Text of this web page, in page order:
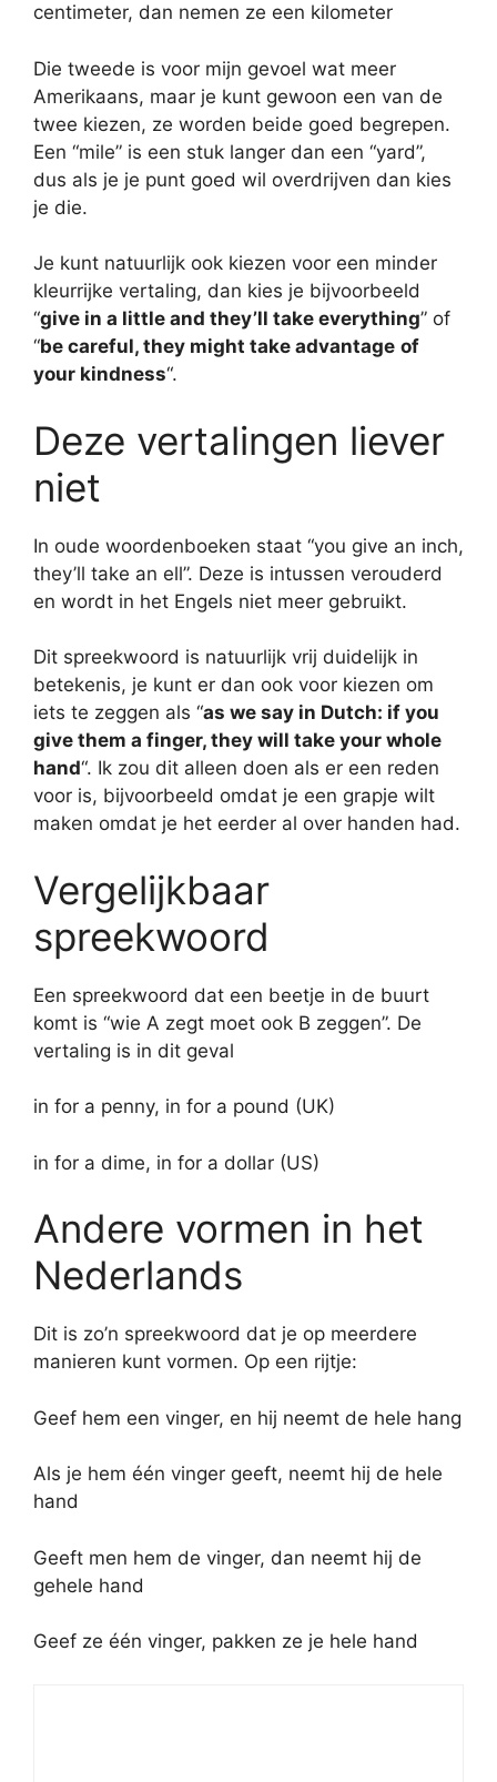
centimeter, dan nemen ze een kilometer
Die tweede is voor mijn gevoel wat meer
Amerikaans, maar je kunt gewoon een van de
twee kiezen, ze worden beide goed begrepen.
Een “mile” is een stuk langer dan een “yard”,
dus als je je punt goed wil overdrijven dan kies
je die.
Je kunt natuurlijk ook kiezen voor een minder
kleurrijke vertaling, dan kies je bijvoorbeeld
“give in a little and they’ll take everything” of
“be careful, they might take advantage of
your kindness“.
Deze vertalingen liever
niet
In oude woordenboeken staat “you give an inch,
they’ll take an ell”. Deze is intussen verouderd
en wordt in het Engels niet meer gebruikt.
Dit spreekwoord is natuurlijk vrij duidelijk in
betekenis, je kunt er dan ook voor kiezen om
iets te zeggen als “as we say in Dutch: if you
give them a finger, they will take your whole
hand“. Ik zou dit alleen doen als er een reden
voor is, bijvoorbeeld omdat je een grapje wilt
maken omdat je het eerder al over handen had.
Vergelijkbaar
spreekwoord
Een spreekwoord dat een beetje in de buurt
komt is “wie A zegt moet ook B zeggen”. De
vertaling is in dit geval
in for a penny, in for a pound (UK)
in for a dime, in for a dollar (US)
Andere vormen in het
Nederlands
Dit is zo’n spreekwoord dat je op meerdere
manieren kunt vormen. Op een rijtje:
Geef hem een vinger, en hij neemt de hele hang
Als je hem één vinger geeft, neemt hij de hele
hand
Geeft men hem de vinger, dan neemt hij de
gehele hand
Geef ze één vinger, pakken ze je hele hand